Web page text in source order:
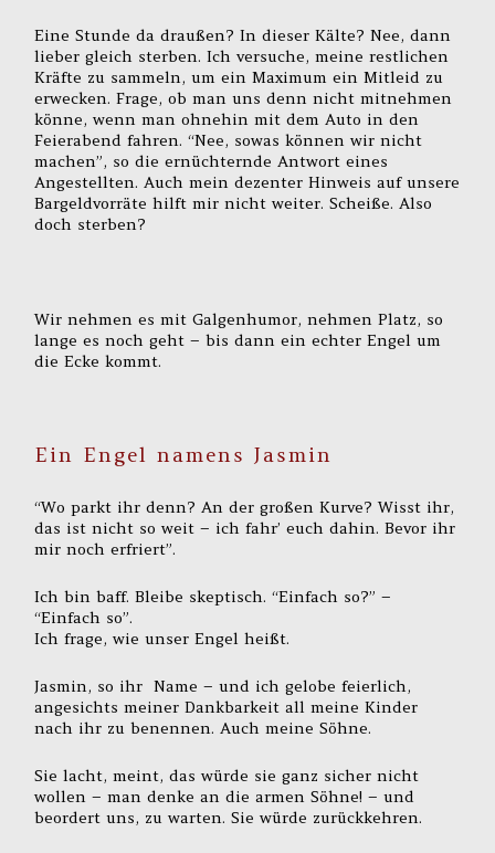
Eine Stunde da draußen? In dieser Kälte? Nee, dann
lieber gleich sterben. Ich versuche, meine restlichen
Kräfte zu sammeln, um ein Maximum ein Mitleid zu
erwecken. Frage, ob man uns denn nicht mitnehmen
könne, wenn man ohnehin mit dem Auto in den
Feierabend fahren. “Nee, sowas können wir nicht
machen”, so die ernüchternde Antwort eines
Angestellten. Auch mein dezenter Hinweis auf unsere
Bargeldvorräte hilft mir nicht weiter. Scheiße. Also
doch sterben?
Wir nehmen es mit Galgenhumor, nehmen Platz, so
lange es noch geht – bis dann ein echter Engel um
die Ecke kommt.
Ein Engel namens Jasmin
“Wo parkt ihr denn? An der großen Kurve? Wisst ihr,
das ist nicht so weit – ich fahr’ euch dahin. Bevor ihr
mir noch erfriert”.
Ich bin baff. Bleibe skeptisch. “Einfach so?” –
“Einfach so”.
Ich frage, wie unser Engel heißt.
Jasmin, so ihr Name – und ich gelobe feierlich,
angesichts meiner Dankbarkeit all meine Kinder
nach ihr zu benennen. Auch meine Söhne.
Sie lacht, meint, das würde sie ganz sicher nicht
wollen – man denke an die armen Söhne! – und
beordert uns, zu warten. Sie würde zurückkehren.